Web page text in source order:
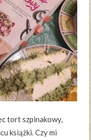
tort szpinakowy,
książki. Czy mi